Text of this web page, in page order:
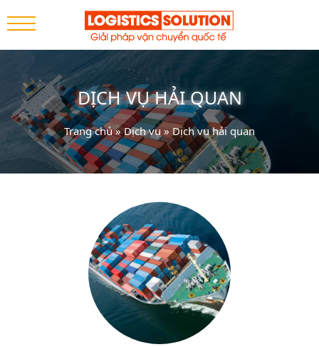
DỊCH VỤ HẢI QUAN
Trang chủ » Dịch vụ » Dịch vụ hải quan